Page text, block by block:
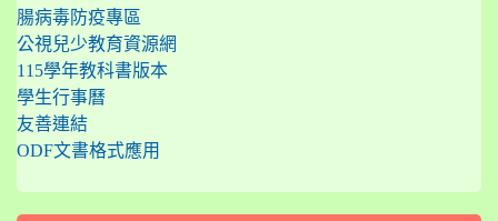
腸病毒防疫專區
公視兒少教育資源網
115學年教科書版本
學生行事曆
友善連結
ODF文書格式應用